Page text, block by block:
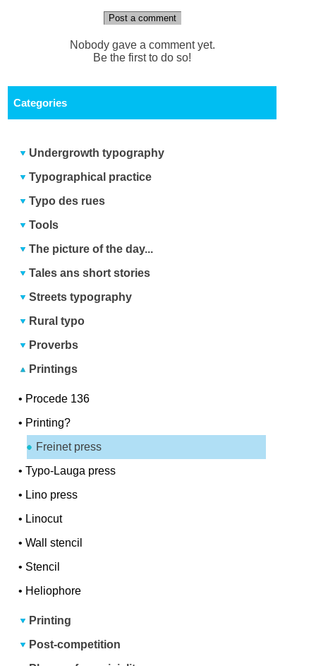
Post a comment
Nobody gave a comment yet.
Be the first to do so!
Categories
Undergrowth typography
Typographical practice
Typo des rues
Tools
The picture of the day...
Tales ans short stories
Streets typography
Rural typo
Proverbs
Printings
• Procede 136
• Printing?
Freinet press
•Typo-Lauga press
• Lino press
• Linocut
•Wall stencil
• Stencil
• Heliophore
Printing
Post-competition